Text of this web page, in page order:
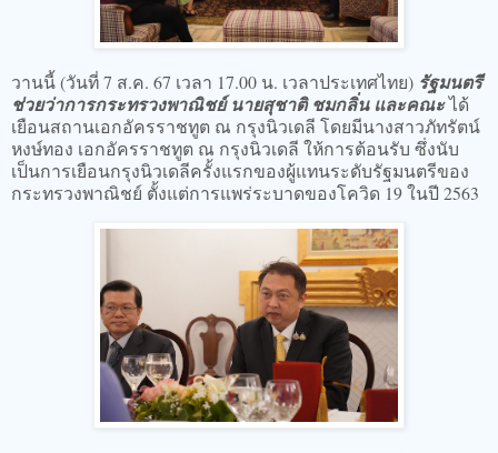
วานนี้ (วันที่ 7 ส.ค. 67 เวลา 17.00 น. เวลาประเทศไทย) รัฐมนตรี
ช่วยว่าการกระทรวงพาณิชย์ นายสุชาติ ชมกลิ่น และคณะได้
เยือนสถานเอกอัครราชทูต ณ กรุงนิวเดลี โดยมีนางสาวภัทรัตน์
หงษ์ทอง เอกอัครราชทูต ณ กรุงนิวเดลี ให้การต้อนรับ ซึ่งนับ
เป็นการเยือนกรุงนิวเดลีครั้งแรกของผู้แทนระดับรัฐมนตรีของ
กระทรวงพาณิชย์ ตั้งแต่การแพร่ระบาดของโควิด 19 ในปี 2563